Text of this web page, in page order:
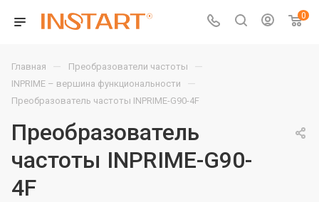
0
Главная — Преобразователи частоты —
INPRIME – вершина функциональности —
Преобразователь частоты INPRIME-G90-4F
Преобразователь
частоты INPRIME-G90-
4F